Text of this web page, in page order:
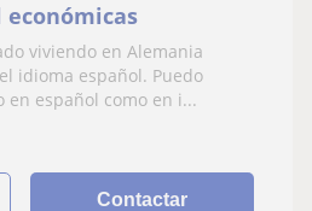
económicas
viviendo en Alemania
idioma español. Puedo
español como en i...
Contactar